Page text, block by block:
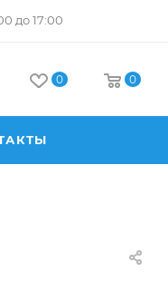
до 17:00
0 0